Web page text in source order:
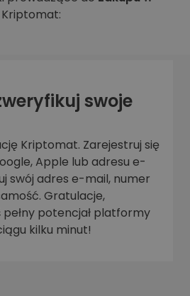
Kriptomat:
swoje
Kriptomat. Zarejestruj się
Apple lub adresu e-
swój adres e-mail, numer
Gratulacje,
pełny potencjał platformy
kilku minut!